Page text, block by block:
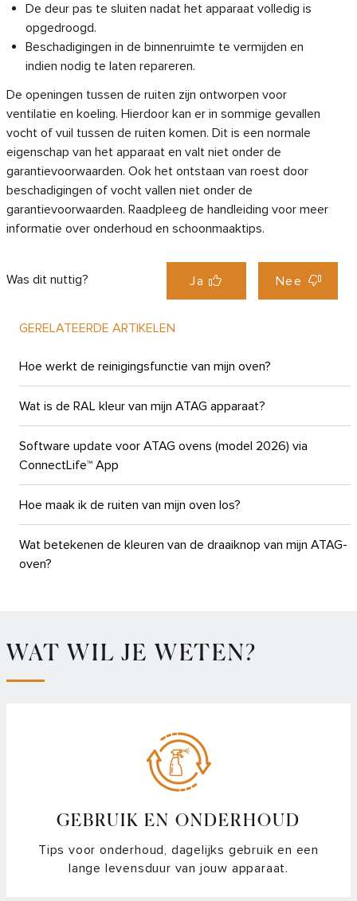
De deur pas te sluiten nadat het apparaat volledig is
opgedroogd.
Beschadigingen in de binnenruimte te vermijden en
indien nodig te laten repareren.
De openingen tussen de ruiten zijn ontworpen voor
ventilatie en koeling. Hierdoor kan er in sommige gevallen
vocht of vuil tussen de ruiten komen. Dit is een normale
eigenschap van het apparaat en valt niet onder de
garantievoorwaarden. Ook het ontstaan van roest door
beschadigingen of vocht vallen niet onder de
garantievoorwaarden. Raadpleeg de handleiding voor meer
informatie over onderhoud en schoonmaaktips.
Was dit nuttig? Ja Nee
GERELATEERDE ARTIKELEN
Hoe werkt de reinigingsfunctie van mijn oven?
Wat is de RAL kleur van mijn ATAG apparaat?
Software update voor ATAG ovens (model 2026) via
ConnectLife™ App
Hoe maak ik de ruiten van mijn oven los?
Wat betekenen de kleuren van de draaiknop van mijn ATAG-
oven?
Hoe activeer ik de SAB (sabbat) mode van mijn oven?
Hoe maak ik gelakt of geëmailleerd metaal schoon?
De kinderslotfunctie of toetsvergrendeling in- of
Hoe kan ik mijn combi-stoomoven ontkalken en
schoonmaken?
WAT WIL JE WETEN?
GEBRUIK EN ONDERHOUD
Tips voor onderhoud, dagelijks gebruik en een
lange levensduur van jouw apparaat.